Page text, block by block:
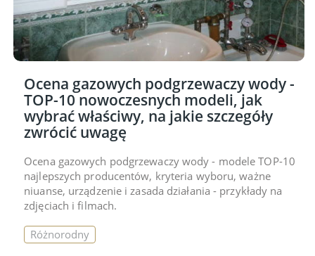
Ocena gazowych podgrzewaczy wody -
TOP-10 nowoczesnych modeli, jak
wybrać właściwy, na jakie szczegóły
zwrócić uwagę
Ocena gazowych podgrzewaczy wody - modele TOP-10
najlepszych producentów, kryteria wyboru, ważne
niuanse, urządzenie i zasada działania - przykłady na
zdjęciach i filmach.
Różnorodny